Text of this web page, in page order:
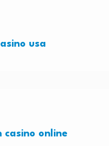
usa
casino online